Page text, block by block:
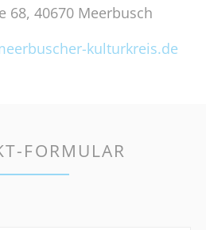
68, 40670 Meerbusch
kulturkreis.de
FORMULAR